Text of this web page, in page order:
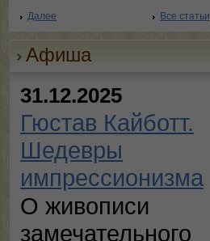
Далее Все статьи
Афиша
31.12.2025
Гюстав Кайботт.
Шедевры
импрессионизма
О живописи
замечательного